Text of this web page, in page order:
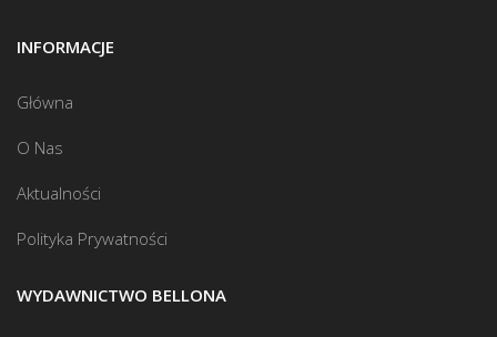
INFORMACJE
Główna
O Nas
Aktualności
Polityka Prywatności
WYDAWNICTWO BELLONA